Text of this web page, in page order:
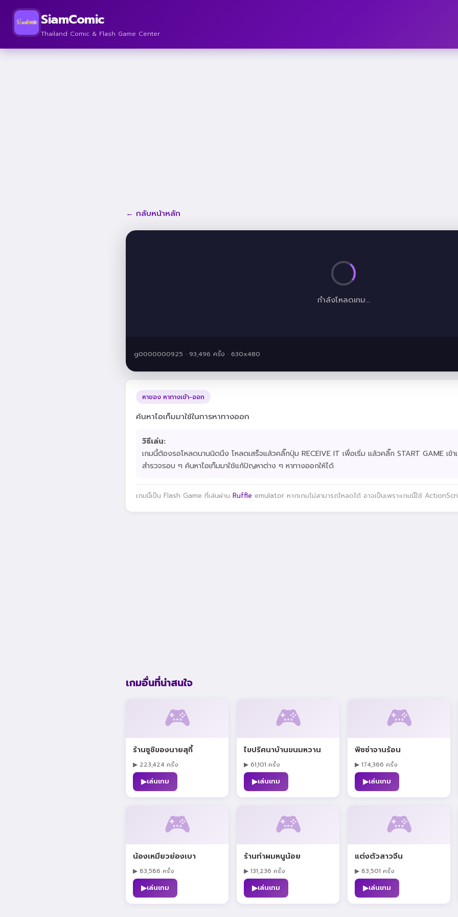
SiamComic
Thailand Comic & Flash Game Center
← กลับหน้าหลัก
กำลังโหลดเกม...
g0000000925 · 93,496 ครั้ง · 630x480
หาของ หาทางเข้า-ออก
ค้นหาไอเท็มมาใช้ในการหาทางออก
วิธีเล่น:
เกมนี้ต้องรอโหลดนานนิดนึง โหลดเสร็จแล้วคลิ๊กปุ่ม RECEIVE IT เพื่อเริ่ม แล้วคลิ๊ก START GAME เข้า
สำรวจรอบ ๆ ค้นหาไอเท็มมาใช้แก้ปัญหาต่าง ๆ หาทางออกให้ได้
เกมนี้เป็น Flash Game ที่เล่นผ่าน Ruffle emulator หากเกมไม่สามารถโหลดได้ อาจเป็นเพราะเกมนี้ใช้
เกมอื่นที่น่าสนใจ
🎮
ร้านซูชิของนายสุกี้
▶ 223,424 ครั้ง
▶เล่นเกม
🎮
ไขปริศนาบ้านขนมหวาน
▶ 61,101 ครั้ง
▶เล่นเกม
🎮
พิซซ่าจานร้อน
▶ 174,366 ครั้ง
▶เล่นเกม
🎮
น้องเหมียวย่องเบา
▶ 83,586 ครั้ง
▶เล่นเกม
🎮
ร้านทำผมหนูน้อย
▶ 131,236 ครั้ง
▶เล่นเกม
🎮
แต่งตัวสาวจีน
▶ 83,501 ครั้ง
▶เล่นเกม